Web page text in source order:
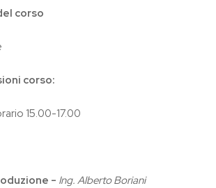
corso
corso:
15.00-17.00
- Ing. Alberto Boriani